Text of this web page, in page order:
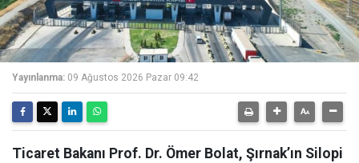
Yayınlanma: 09 Ağustos 2026 Pazar 09:42
Ticaret Bakanı Prof. Dr. Ömer Bolat, Şırnak’ın Silopi